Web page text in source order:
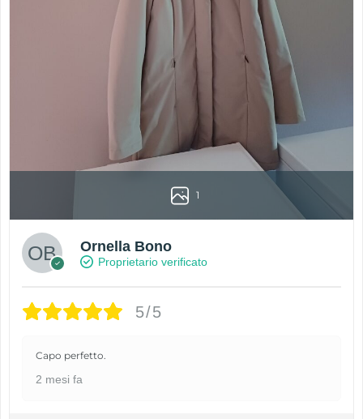
1
Ornella Bono
Proprietario verificato
5/5
Capo perfetto.
2 mesi fa